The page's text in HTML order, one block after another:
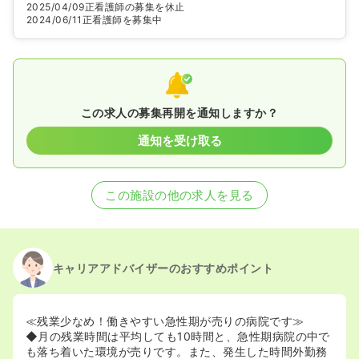
2025/04/09正看護師の募集を休止
2024/06/11 正看護師を募集中
この求人の募集再開を通知しますか？
通知を受け取る
この施設の他の求人を見る
キャリアアドバイザーのおすすめポイント
≪残業少なめ！働きやすい急性期が売りの病院です≫
◆月の残業時間は平均しても10時間と、急性期病院の中で
も落ち着いた環境が売りです。また、発生した時間外勤務